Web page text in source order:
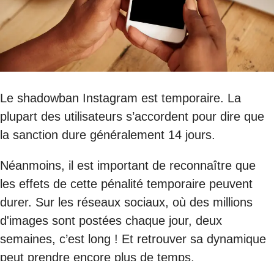
Le shadowban Instagram est temporaire. La
plupart des utilisateurs s’accordent pour dire que
la sanction dure généralement 14 jours.
Néanmoins, il est important de reconnaître que
les effets de cette pénalité temporaire peuvent
durer. Sur les réseaux sociaux, où des millions
d'images sont postées chaque jour, deux
semaines, c’est long ! Et retrouver sa dynamique
peut prendre encore plus de temps.